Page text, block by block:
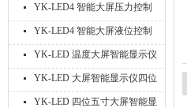
YK-LED4 智能大屏压力控制
仪
YK-LED4 智能大屏液位控制
仪
YK-LED 温度大屏智能显示仪
四位十寸
YK-LED 大屏智能显示仪四位
八寸
YK-LED 四位五寸大屏智能显